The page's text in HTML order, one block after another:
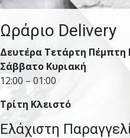
Ωράριο Delivery
Δευτέρα Τετάρτη Πέμπτη
Σάββατο Κυριακή
12:00 – 01:00
Τρίτη Kλειστό
Ελάχιστη